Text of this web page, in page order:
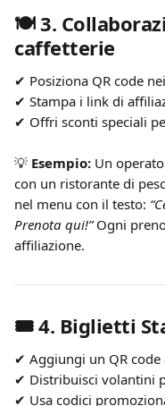
🍽️ 3.
caffetterie
✔ Posiziona QR code
✔ Stampa i link di
✔ Offri sconti speciali
💡 Esempio: Un
con un ristorante di
nel menu con il testo:
Prenota qui!” Ogni
affiliazione.
🎟️ 4. Biglietti
✔ Aggiungi un QR code
✔ Distribuisci volantini
✔ Usa codici